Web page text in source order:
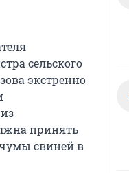
сельского
экстренно
принять
свиней в